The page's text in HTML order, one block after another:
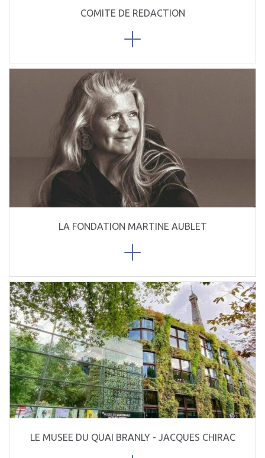
COMITE DE REDACTION
LA FONDATION MARTINE AUBLET
LE MUSEE DU QUAI BRANLY - JACQUES CHIRAC